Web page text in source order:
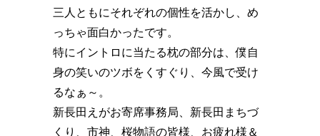
三人ともにそれぞれの個性を活かし、め
っちゃ面白かったです。
特にイントロに当たる枕の部分は、僕自
身の笑いのツボをくすぐり、今風で受け
るなぁ～。
新長田えがお寄席事務局、新長田まちづ
くり、市神、桜物語の皆様、お疲れ様＆